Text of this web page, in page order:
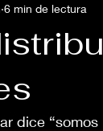
6 min de lectura
dice